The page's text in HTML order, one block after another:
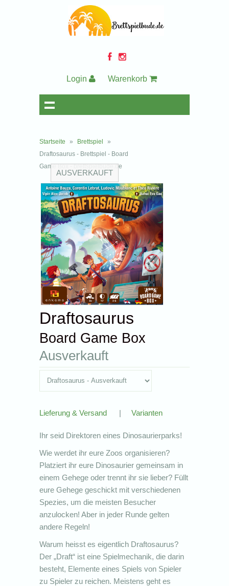
Login Warenkorb
Startseite » Brettspiel
»
Draftosaurus - Brettspiel - Board
Game Box - brettspielbude.de
AUSVERKAUFT
Draftosaurus
Board Game Box
Ausverkauft
Lieferung & Versand | Varianten
Ihr seid Direktoren eines Dinosaurierparks!
Wie werdet ihr eure Zoos organisieren?
Platziert ihr eure Dinosaurier gemeinsam in
einem Gehege oder trennt ihr sie lieber? Füllt
eure Gehege geschickt mit verschiedenen
Spezies, um die meisten Besucher
anzulocken! Aber in jeder Runde gelten
andere Regeln!
Warum heisst es eigentlich Draftosaurus?
Der „Draft“ ist eine Spielmechanik, die darin
besteht, Elemente eines Spiels von Spieler
zu Spieler zu reichen. Meistens geht es